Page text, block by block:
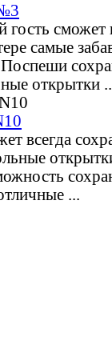
сможет
самые
открытки
всегда
...